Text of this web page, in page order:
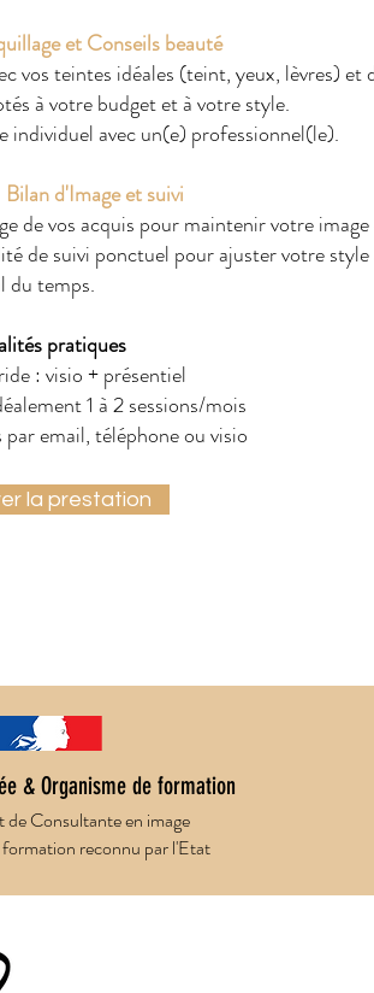
et Conseils beauté
vos teintes idéales (teint, yeux, lèvres) et
à votre budget et à votre style.
avec un(e) professionnel(le).
d'Image et suivi
de vos acquis pour maintenir votre
de suivi ponctuel pour ajuster votre style
du temps.
pratiques
: visio + présentiel
1 à 2 sessions/mois
par email, téléphone ou visio
la prestation
& Organisme de formation
Consultante en image
reconnu par l'Etat